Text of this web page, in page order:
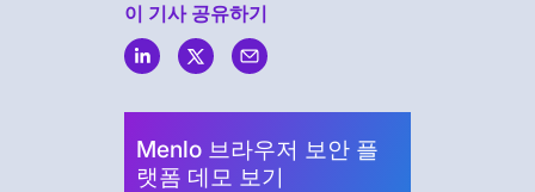
이 기사 공유하기
Menlo 브라우저 보안 플
랫폼 데모 보기